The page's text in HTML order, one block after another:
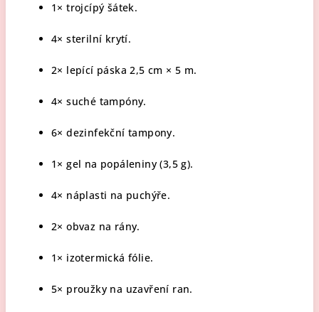
1× trojcípý šátek.
4× sterilní krytí.
2× lepící páska 2,5 cm × 5 m.
4× suché tampóny.
6× dezinfekční tampony.
1× gel na popáleniny (3,5 g).
4× náplasti na puchýře.
2× obvaz na rány.
1× izotermická fólie.
5× proužky na uzavření ran.